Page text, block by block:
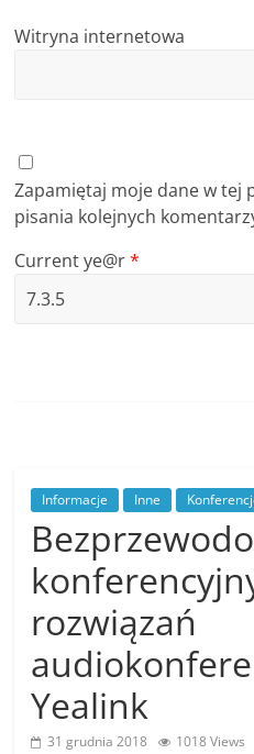
Witryna internetowa
Zapamiętaj moje dane w tej
pisania kolejnych
Current ye@r*
Informacje Inne
rozwiązań
Yealink
31 grudnia 2018 1018 Views